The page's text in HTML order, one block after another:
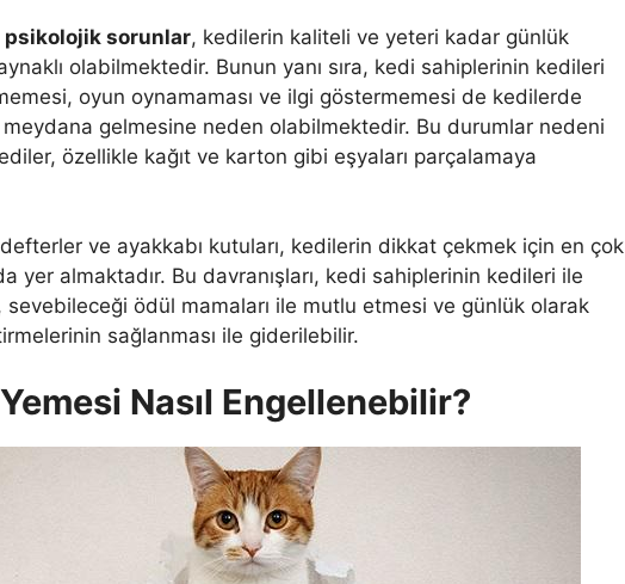
psikolojik sorunlar, kedilerin kaliteli ve yeteri kadar günlük
olabilmektedir. Bunun yanı sıra, kedi sahiplerinin kedileri
oyun oynamaması ve ilgi göstermemesi de kedilerde
meydana gelmesine neden olabilmektedir. Bu durumlar nedeni
özellikle kağıt ve karton gibi eşyaları parçalamaya
ve ayakkabı kutuları, kedilerin dikkat çekmek için en çok
yer almaktadır. Bu davranışları, kedi sahiplerinin kedileri ile
ödül mamaları ile mutlu etmesi ve günlük olarak
sağlanması ile giderilebilir.
Nasıl Engellenebilir?